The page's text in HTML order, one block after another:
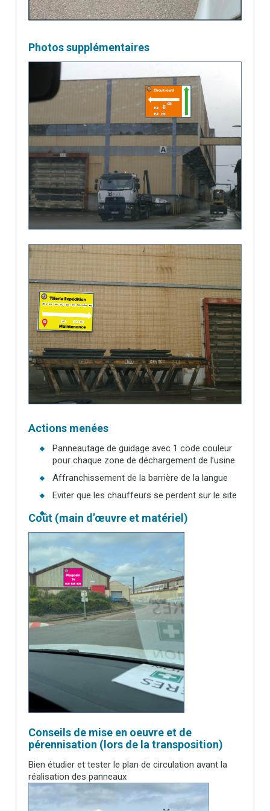
Photos supplémentaires
Actions menées
Panneautage de guidage avec 1 code couleur
pour chaque zone de déchargement de l’usine
Affranchissement de la barrière de la langue
Eviter que les chauffeurs se perdent sur le site
Coût (main d’œuvre et matériel)
Conseils de mise en oeuvre et de
pérennisation (lors de la transposition)
Bien étudier et tester le plan de circulation avant la
réalisation des panneaux